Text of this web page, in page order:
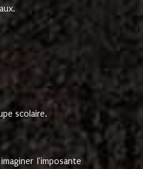
scolaire.
l'imposante